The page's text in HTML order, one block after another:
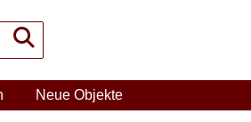
Neue Objekte